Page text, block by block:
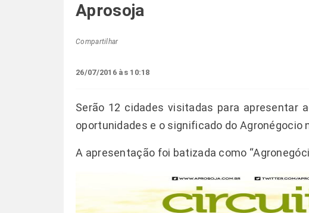
Aprosoja
Compartilhar
26/07/2016 às 10:18
Serão 12 cidades visitadas para apresentar
oportunidades e o significado do Agronégocio
A apresentação foi batizada como